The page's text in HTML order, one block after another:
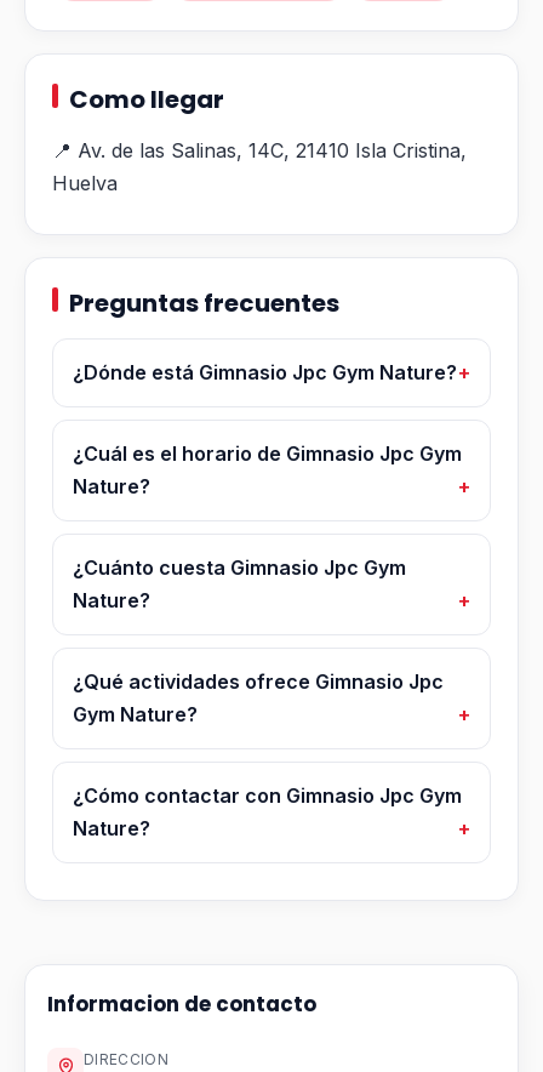
Como llegar
📍 Av. de las Salinas, 14C, 21410 Isla Cristina,
Huelva
Preguntas frecuentes
¿Dónde está Gimnasio Jpc Gym Nature?
¿Cuál es el horario de Gimnasio Jpc Gym
Nature?
¿Cuánto cuesta Gimnasio Jpc Gym
Nature?
¿Qué actividades ofrece Gimnasio Jpc
Gym Nature?
¿Cómo contactar con Gimnasio Jpc Gym
Nature?
Informacion de contacto
DIRECCION